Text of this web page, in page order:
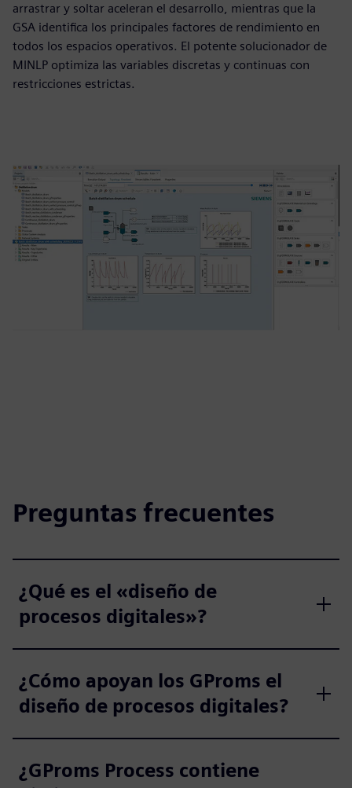
arrastrar y soltar aceleran el desarrollo, mientras que la
GSA identifica los principales factores de rendimiento en
todos los espacios operativos. El potente solucionador de
MINLP optimiza las variables discretas y continuas con
restricciones estrictas.
Preguntas frecuentes
¿Qué es el «diseño de
procesos digitales»?
¿Cómo apoyan los GProms el
diseño de procesos digitales?
¿GProms Process contiene